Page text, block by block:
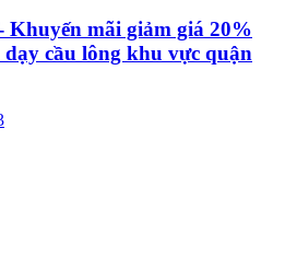
mãi giảm giá 20%
cầu lông khu vực quận